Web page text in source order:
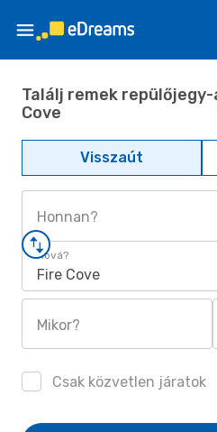
Találj remek
Cove
Visszaút
Honnan?
Hová?
Fire Cove
Mikor?
Csak közvetlen járatok